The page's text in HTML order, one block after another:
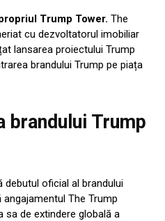
Trump Tower. The
cu dezvoltatorul imobiliar
lansarea proiectului Trump
brandului Trump pe piața
brandului Trump
debutul oficial al brandului
The Trump
sa de extindere globală a